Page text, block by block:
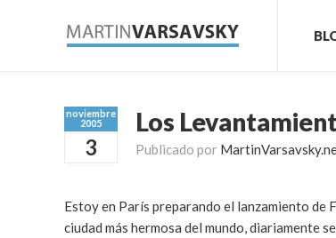
noviembre
2005
3
Los
Publicado por
Estoy en París preparando el lanzamiento de
ciudad más hermosa del mundo, diariamente